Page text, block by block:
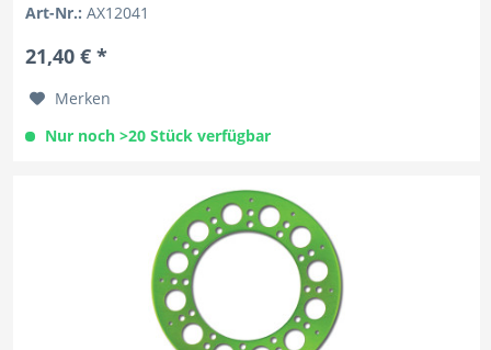
Art-Nr.:AX12041
21,40 € *
Merken
Nur noch >20 Stück verfügbar